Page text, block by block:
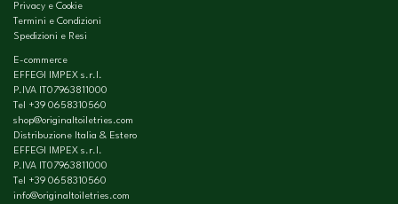
Privacy e Cookie
Termini e Condizioni
Spedizioni e Resi
E-commerce
EFFEGI IMPEX s.r.l.
P.IVA IT07963811000
Tel +39 0658310560
shop@originaltoiletries.com
Distribuzione Italia & Estero
EFFEGI IMPEX s.r.l.
P.IVA IT07963811000
Tel +39 0658310560
info@originaltoiletries.com